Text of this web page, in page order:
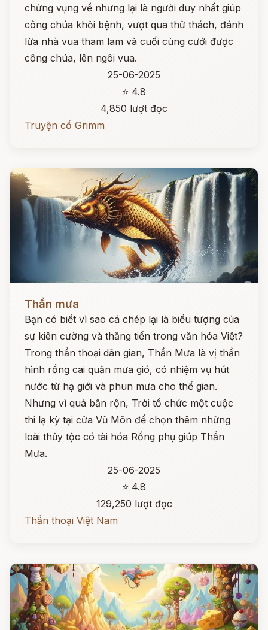
chừng vụng về nhưng lại là người duy nhất giúp
công chúa khỏi bệnh, vượt qua thử thách, đánh
lừa nhà vua tham lam và cuối cùng cưới được
công chúa, lên ngôi vua.
25-06-2025
⭐ 4.8
4,850 lượt đọc
Truyện cổ Grimm
Đọc ngay
Thần mưa
Bạn có biết vì sao cá chép lại là biểu tượng của
sự kiên cường và thăng tiến trong văn hóa Việt?
Trong thần thoại dân gian, Thần Mưa là vị thần
hình rồng cai quản mưa gió, có nhiệm vụ hút
nước từ hạ giới và phun mưa cho thế gian.
Nhưng vì quá bận rộn, Trời tổ chức một cuộc
thi lạ kỳ tại cửa Vũ Môn để chọn thêm những
loài thủy tộc có tài hóa Rồng phụ giúp Thần
Mưa.
25-06-2025
⭐ 4.8
129,250 lượt đọc
Thần thoại Việt Nam